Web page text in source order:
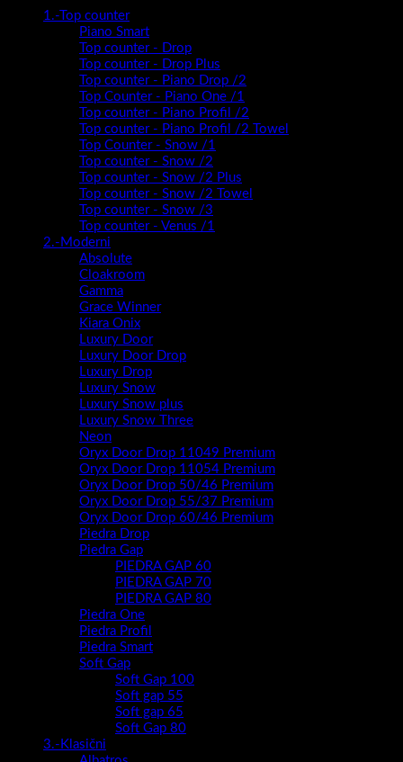
1.-Top counter
Piano Smart
Top counter - Drop
Top counter - Drop Plus
Top counter - Piano Drop /2
Top Counter - Piano One /1
Top counter - Piano Profil /2
Top counter - Piano Profil /2 Towel
Top Counter - Snow /1
Top counter - Snow /2
Top counter - Snow /2 Plus
Top counter - Snow /2 Towel
Top counter - Snow /3
Top counter - Venus /1
2.-Moderni
Absolute
Cloakroom
Gamma
Grace Winner
Kiara Onix
Luxury Door
Luxury Door Drop
Luxury Drop
Luxury Snow
Luxury Snow plus
Luxury Snow Three
Neon
Oryx Door Drop 11049 Premium
Oryx Door Drop 11054 Premium
Oryx Door Drop 50/46 Premium
Oryx Door Drop 55/37 Premium
Oryx Door Drop 60/46 Premium
Piedra Drop
Piedra Gap
PIEDRA GAP 60
PIEDRA GAP 70
PIEDRA GAP 80
Piedra One
Piedra Profil
Piedra Smart
Soft Gap
Soft Gap 100
Soft gap 55
Soft gap 65
Soft Gap 80
3.-Klasični